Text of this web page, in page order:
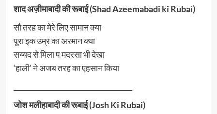
शाद अज़ीमाबादी की रूबाई (Shad Azeemabadi ki Rubai)
सौ तरह का मेरे लिए सामान क्या
पूरा इक उम्र का अरमान क्या
सय्यद से मिला प मदरसा भी देखा
‘हाली’ ने अजब तरह का एहसान किया
जोश मलीहाबादी की रूबाई (Josh Ki Rubai)